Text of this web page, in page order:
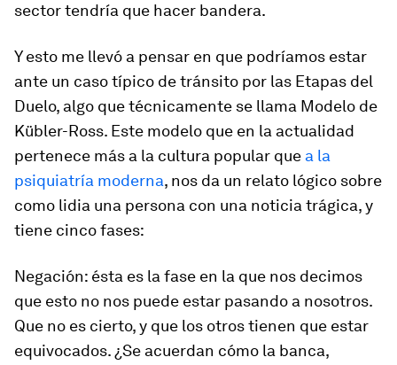
sector tendría que hacer bandera.
Y esto me llevó a pensar en que podríamos estar
ante un caso típico de tránsito por las Etapas del
Duelo, algo que técnicamente se llama Modelo de
Kübler-Ross. Este modelo que en la actualidad
pertenece más a la cultura popular que a la
psiquiatría moderna, nos da un relato lógico sobre
como lidia una persona con una noticia trágica, y
tiene cinco fases:
Negación: ésta es la fase en la que nos decimos
que esto no nos puede estar pasando a nosotros.
Que no es cierto, y que los otros tienen que estar
equivocados. ¿Se acuerdan cómo la banca,